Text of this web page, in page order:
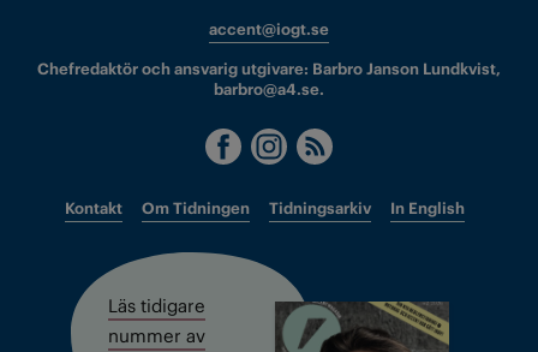
accent@iogt.se
Chefredaktör och ansvarig utgivare: Barbro Janson Lundkvist,
barbro@a4.se.
Kontakt Om Tidningen Tidningsarkiv In English
Läs tidigare
nummer av